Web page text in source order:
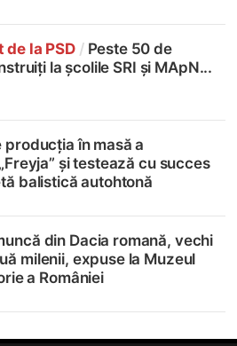
la PSD / Peste 50 de
la școlile SRI și MApN...
producția în masă a
și testează cu succes
balistică autohtonă
din Dacia romană, vechi
milenii, expuse la Muzeul
a României